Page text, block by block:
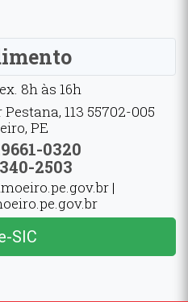
8h às 16h
113 55702-005
PE
0320
2503
|
SIC